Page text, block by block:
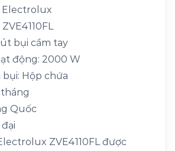
bụi cầm tay
động: 2000 W
Hộp chứa
Quốc
ZVE4110FL được